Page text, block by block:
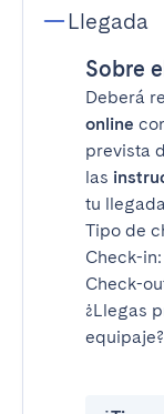
Llegada
Sobre
Deberá
online
prevista
las
tu
Tipo de
Check-in:
Check-
¿Llegas
equipaje?